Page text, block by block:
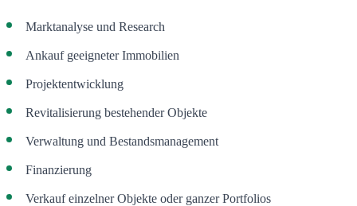
Marktanalyse und Research
Ankauf geeigneter Immobilien
Projektentwicklung
Revitalisierung bestehender Objekte
Verwaltung und Bestandsmanagement
Finanzierung
Verkauf einzelner Objekte oder ganzer Portfolios